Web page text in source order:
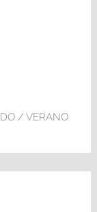
/ VERANO